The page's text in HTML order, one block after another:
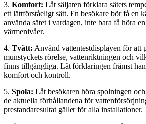
3. Komfort: Låt säljaren förklara sätets
ett lättförståeligt sätt. En besökare bör få en
använda sätet i vardagen, inte bara få höra
värmenivåer.
4. Tvätt: Använd vattentestdisplayen för att
munstyckets rörelse, vattenriktningen och
finns tillgängliga. Låt förklaringen främst
komfort och kontroll.
5. Spola: Låt besökaren höra spolningen
de aktuella förhållandena för
prestandaresultat gäller för alla installationer.